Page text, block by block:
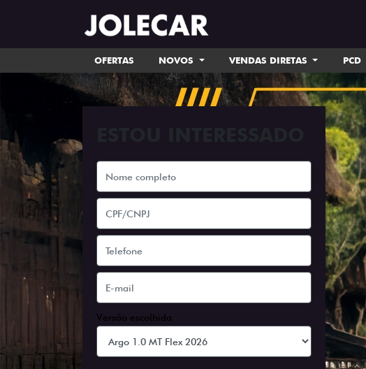
OFERTAS NOVOS VENDAS DIRETAS PCD
Versão escolhida